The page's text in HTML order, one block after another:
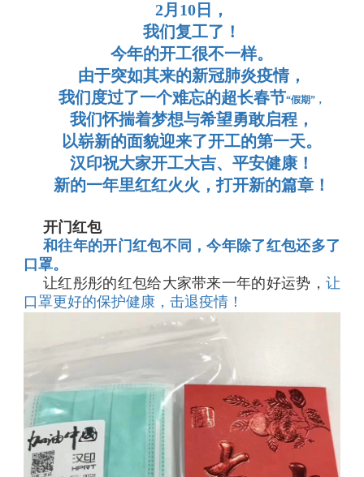
2月10日，
我们复工了！
今年的开工很不一样。
由于突如其来的新冠肺炎疫情 ，
我们度过了一个难忘的超长春节“假期”，
我们怀揣着梦想与希望勇敢启程，
以崭新的面貌迎来了开工的第一天。
汉印祝大家开工大吉、平安健康！
新的一年里红红火火，打开新的篇章！
开门红包
和往年的开门红包不同 ，今年除了红包还多了
口罩。
让红彤彤的红包给大家带来一年的好运势， 让
口罩更好的保护健康，击退疫情！